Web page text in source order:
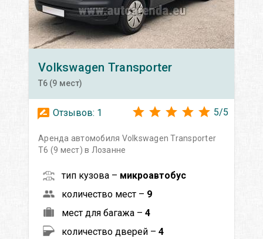
Volkswagen Transporter
T6 (9 мест)
Отзывов: 1 5/5
Аренда автомобиля Volkswagen Transporter
T6 (9 мест) в Лозанне
тип кузова – микроавтобус
количество мест – 9
мест для багажа – 4
количество дверей – 4